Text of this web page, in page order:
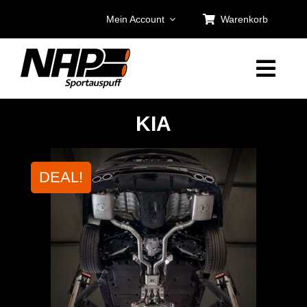
springen
Mein Account Warenkorb
KIA
DEAL!